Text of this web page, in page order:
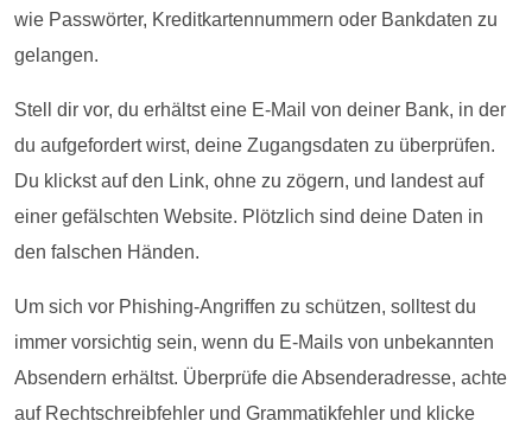
wie Passwörter, Kreditkartennummern oder Bankdaten zu
gelangen.
Stell dir vor, du erhältst eine E-Mail von deiner Bank, in der
du aufgefordert wirst, deine Zugangsdaten zu überprüfen.
Du klickst auf den Link, ohne zu zögern, und landest auf
einer gefälschten Website. Plötzlich sind deine Daten in
den falschen Händen.
Um sich vor Phishing-Angriffen zu schützen, solltest du
immer vorsichtig sein, wenn du E-Mails von unbekannten
Absendern erhältst. Überprüfe die Absenderadresse, achte
auf Rechtschreibfehler und Grammatikfehler und klicke